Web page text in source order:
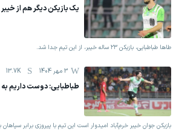
یک بازیکن دیگر هم از
طاها طباطبایی، بازیکن ۲۳ ساله خیبر، از این تیم جدا شد.
3 مهر 1404 13.7K
طباطبایی: دوست داریم
بازیکن جوان خیبر خرم‌آباد امیدوار است این تیم با پیروزی برابر